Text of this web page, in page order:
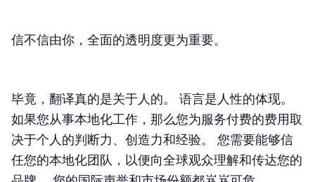
信不信由你，全面的透明度更为重要。
毕竟，翻译真的是关于人的。 语言是人性的体现。
如果您从事本地化工作，那么您为服务付费的费用取
决于个人的判断力、创造力和经验。 您需要能够信
任您的本地化团队，以便向全球观众理解和传达您的